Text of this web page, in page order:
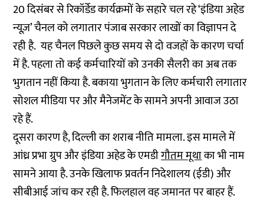
20 दिसंबर से रिकॉर्डेड कार्यक्रमों के सहारे चल रहे ‘इंडिया अहेड
न्यूज़’ चैनल को लगातार पंजाब सरकार लाखों का विज्ञापन दे
रही है. यह चैनल पिछले कुछ समय से दो वजहों के कारण चर्चा
में है. पहला तो कई कर्मचारियों को उनकी सैलरी का अब तक
भुगतान नहीं किया है. बकाया भुगतान के लिए कर्मचारी लगातार
सोशल मीडिया पर और मैनेजमेंट के सामने अपनी आवाज उठा
रहे हैं.
दूसरा कारण है, दिल्ली का शराब नीति मामला. इस मामले में
आंध्र प्रभा ग्रुप और इंडिया अहेड के एमडीगौतम मूथाका भी नाम
सामने आया है. उनके खिलाफ प्रवर्तन निदेशालय (ईडी) और
सीबीआई जांच कर रही है. फिलहाल वह जमानत पर बाहर हैं.